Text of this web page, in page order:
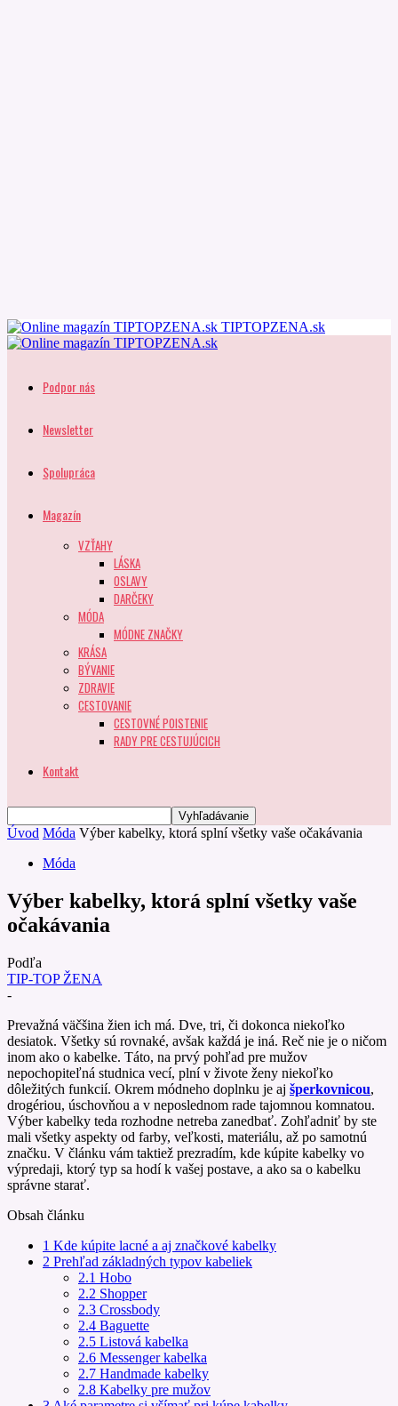
TIPTOPZENA.sk
Podpor nás
Newsletter
Spolupráca
Magazín
VZŤAHY
LÁSKA
OSLAVY
DARČEKY
MÓDA
MÓDNE ZNAČKY
KRÁSA
BÝVANIE
ZDRAVIE
CESTOVANIE
CESTOVNÉ POISTENIE
RADY PRE CESTUJÚCICH
Kontakt
Úvod Móda Výber kabelky, ktorá splní všetky vaše očakávania
Móda
Výber kabelky, ktorá splní všetky vaše
očakávania
Podľa
TIP-TOP ŽENA
-
Prevažná väčšina žien ich má. Dve, tri, či dokonca niekoľko
desiatok. Všetky sú rovnaké, avšak každá je iná. Reč nie je o ničom
inom ako o kabelke. Táto, na prvý pohľad pre mužov
nepochopiteľná studnica vecí, plní v živote ženy niekoľko
dôležitých funkcií. Okrem módneho doplnku je aj šperkovnicou,
drogériou, úschovňou a v neposlednom rade tajomnou komnatou.
Výber kabelky teda rozhodne netreba zanedbať. Zohľadniť by ste
mali všetky aspekty od farby, veľkosti, materiálu, až po samotnú
značku. V článku vám taktiež prezradím, kde kúpite kabelky vo
výpredaji, ktorý typ sa hodí k vašej postave, a ako sa o kabelku
správne starať.
Obsah článku
1 Kde kúpite lacné a aj značkové kabelky
2 Prehľad základných typov kabeliek
2.1 Hobo
2.2 Shopper
2.3 Crossbody
2.4 Baguette
2.5 Listová kabelka
2.6 Messenger kabelka
2.7 Handmade kabelky
2.8 Kabelky pre mužov